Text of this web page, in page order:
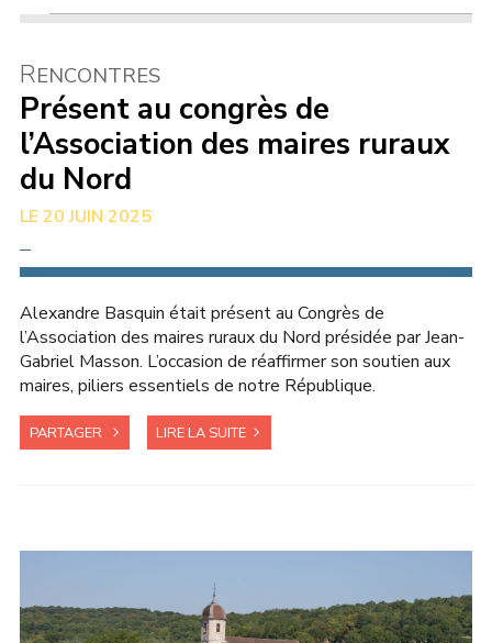
RENCONTRES
Présent au congrès de
l’Association des maires ruraux
du Nord
20 JUIN 2025
Alexandre Basquin était présent au Congrès de
l’Association des maires ruraux du Nord présidée par Jean-
Gabriel Masson. L’occasion de réaffirmer son soutien aux
maires, piliers essentiels de notre République.
PARTAGER LIRE LA SUITE